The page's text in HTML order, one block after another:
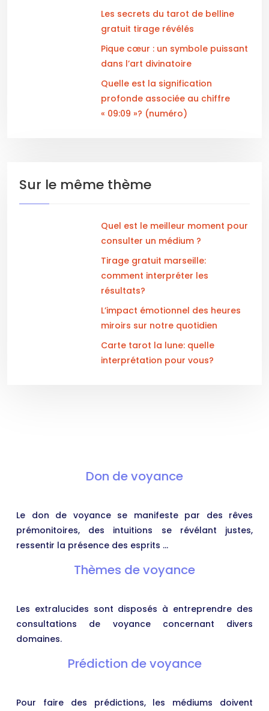
Les secrets du tarot de belline
gratuit tirage révélés
Pique cœur : un symbole puissant
dans l’art divinatoire
Quelle est la signification
profonde associée au chiffre
« 09:09 »? (numéro)
Sur le même thème
Quel est le meilleur moment pour
consulter un médium ?
Tirage gratuit marseille:
comment interpréter les
résultats?
L’impact émotionnel des heures
miroirs sur notre quotidien
Carte tarot la lune: quelle
interprétation pour vous?
Don de voyance
Le don de voyance se manifeste par des rêves
prémonitoires, des intuitions se révélant justes,
ressentir la présence des esprits …
Thèmes de voyance
Les extralucides sont disposés à entreprendre des
consultations de voyance concernant divers
domaines.
Prédiction de voyance
Pour faire des prédictions, les médiums doivent